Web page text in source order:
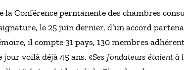
la Conférence permanente des chambres
le 25 juin dernier, d’un accord
il compte 31 pays, 130 membres
voilà déjà 45 ans. «Ses fondateurs étaient à